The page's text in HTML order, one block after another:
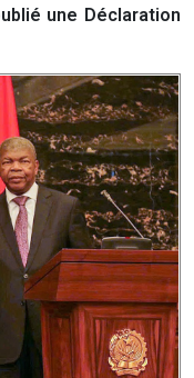
une Déclaration